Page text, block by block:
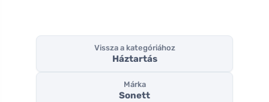
Vissza a kategóriához
Háztartás
Márka
Sonett